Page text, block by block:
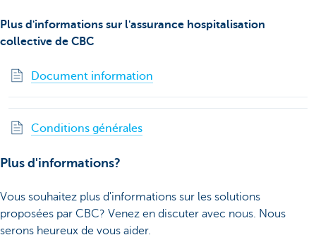
Plus d'informations sur l'assurance hospitalisation
collective de CBC
Document information
Conditions générales
Plus d'informations?
Vous souhaitez plus d'informations sur les solutions
proposées par CBC? Venez en discuter avec nous. Nous
serons heureux de vous aider.